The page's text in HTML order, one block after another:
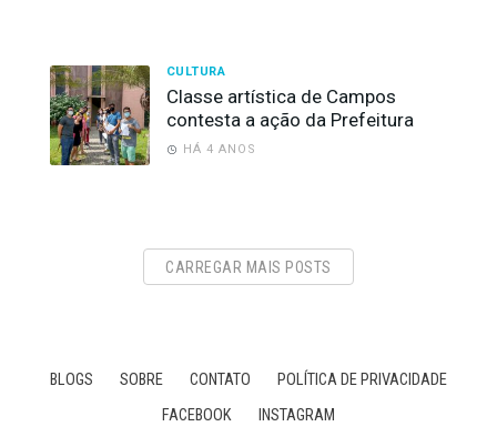
CULTURA
Classe artística de Campos
contesta a ação da Prefeitura
HÁ 4 ANOS
CARREGAR MAIS POSTS
BLOGS SOBRE CONTATO
POLÍTICA DE PRIVACIDADE
FACEBOOK
INSTAGRAM